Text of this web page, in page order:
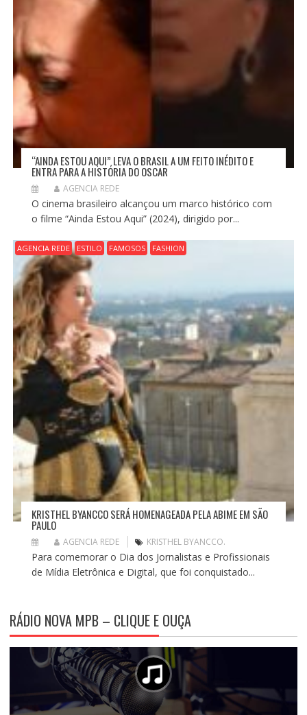
“AINDA ESTOU AQUI” LEVA O BRASIL A UM FEITO INÉDITO E
ENTRA PARA A HISTÓRIA DO OSCAR
AGENCIA REDE
O cinema brasileiro alcançou um marco histórico com
o filme “Ainda Estou Aqui” (2024), dirigido por...
AGENCIA REDE ESTILO FAMOSOS FASHION
KRISTHEL BYANCCO SERÁ HOMENAGEADA PELA ABIME EM SÃO
PAULO
AGENCIA REDE KRISTHEL BYANCCO.
Para comemorar o Dia dos Jornalistas e Profissionais
de Mídia Eletrônica e Digital, que foi conquistado...
RÁDIO NOVA MPB – CLIQUE E OUÇA